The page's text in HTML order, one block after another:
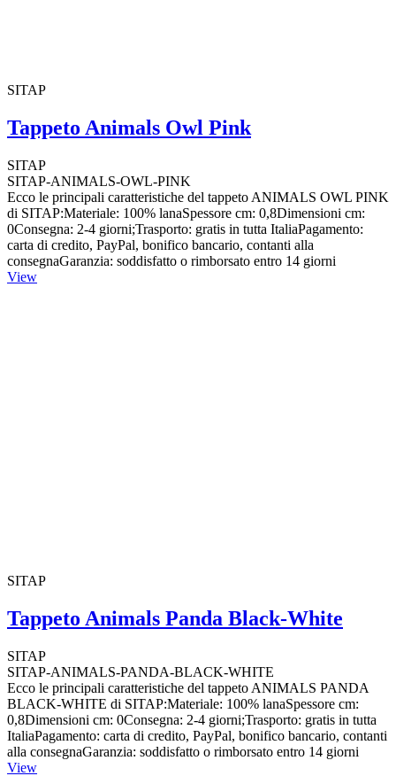
SITAP
Tappeto Animals Owl Pink
SITAP
SITAP-ANIMALS-OWL-PINK
Ecco le principali caratteristiche del tappeto ANIMALS OWL PINK
di SITAP:Materiale: 100% lanaSpessore cm: 0,8Dimensioni cm:
0Consegna: 2-4 giorni;Trasporto: gratis in tutta ItaliaPagamento:
carta di credito, PayPal, bonifico bancario, contanti alla
consegnaGaranzia: soddisfatto o rimborsato entro 14 giorni
View
SITAP
Tappeto Animals Panda Black-White
SITAP
SITAP-ANIMALS-PANDA-BLACK-WHITE
Ecco le principali caratteristiche del tappeto ANIMALS PANDA
BLACK-WHITE di SITAP:Materiale: 100% lanaSpessore cm:
0,8Dimensioni cm: 0Consegna: 2-4 giorni;Trasporto: gratis in tutta
ItaliaPagamento: carta di credito, PayPal, bonifico bancario, contanti
alla consegnaGaranzia: soddisfatto o rimborsato entro 14 giorni
View